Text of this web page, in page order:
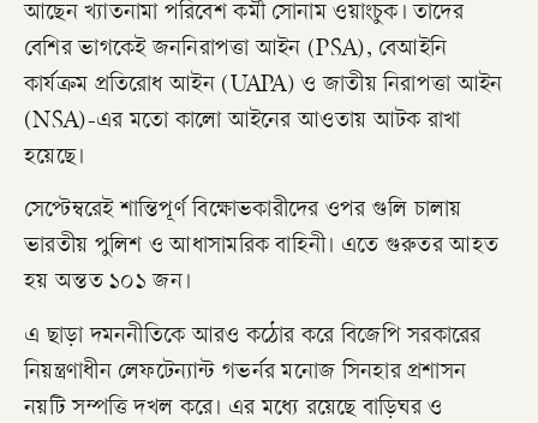
আছেন খ্যাতনামা পরিবেশ কর্মী সোনাম ওয়াংচুক। তাদের
বেশির ভাগকেই জননিরাপত্তা আইন (PSA), বেআইনি
কার্যক্রম প্রতিরোধ আইন (UAPA) ও জাতীয় নিরাপত্তা আইন
(NSA)-এর মতো কালো আইনের আওতায় আটক রাখা
হয়েছে।
সেপ্টেম্বরেই শান্তিপূর্ণ বিক্ষোভকারীদের ওপর গুলি চালায়
ভারতীয় পুলিশ ও আধাসামরিক বাহিনী। এতে গুরুতর আহত
হয় অন্তত ১০১ জন।
এ ছাড়া দমননীতিকে আরও কঠোর করে বিজেপি সরকারের
নিয়ন্ত্রণাধীন লেফটেন্যান্ট গভর্নর মনোজ সিনহার প্রশাসন
নয়টি সম্পত্তি দখল করে। এর মধ্যে রয়েছে বাড়িঘর ও